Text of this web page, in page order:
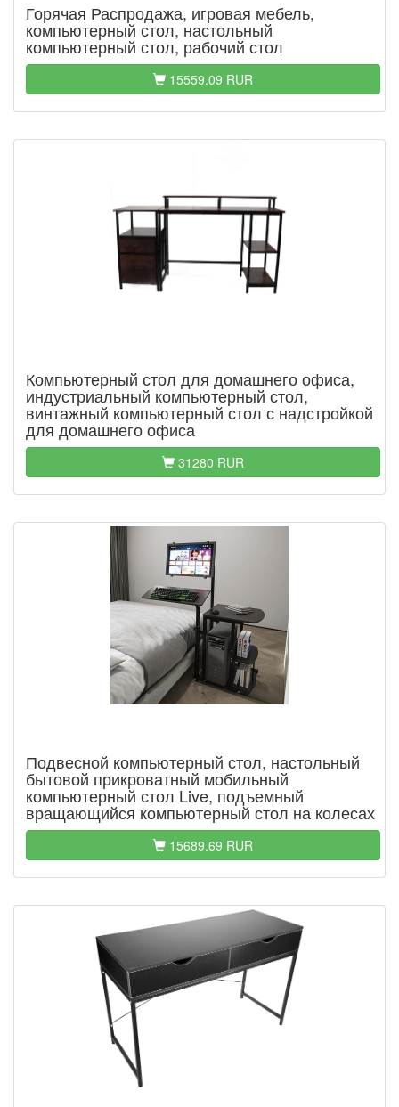
Горячая Распродажа, игровая мебель,
компьютерный стол, настольный
компьютерный стол, рабочий стол
15559.09 RUR
Компьютерный стол для домашнего офиса,
индустриальный компьютерный стол,
винтажный компьютерный стол с надстройкой
для домашнего офиса
31280 RUR
Подвесной компьютерный стол, настольный
бытовой прикроватный мобильный
компьютерный стол Live, подъемный
вращающийся компьютерный стол на колесах
15689.69 RUR